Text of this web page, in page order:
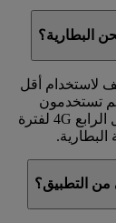
البطارية؟
لاستخدام أقل
تستخدمون
التطبيق مع بيانات الجيل الثالث 3G أو الجيل الرابع 4G لفترة
من التطبيق؟